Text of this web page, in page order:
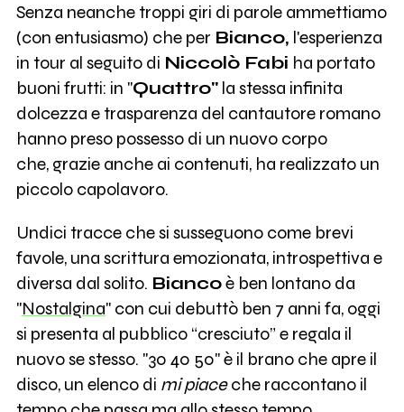
Senza neanche troppi giri di parole ammettiamo
(con entusiasmo) che per Bianco, l'esperienza
in tour al seguito di Niccolò Fabi ha portato
buoni frutti: in "Quattro"la stessa infinita
dolcezza e trasparenza del cantautore romano
hanno preso possesso di un nuovo corpo
che, grazie anche ai contenuti, ha realizzato un
piccolo capolavoro.
Undici tracce che si susseguono come brevi
favole, una scrittura emozionata, introspettiva e
diversa dal solito. Biancoè ben lontano da
"Nostalgina" con cui debuttò ben 7 anni fa, oggi
si presenta al pubblico “cresciuto” e regala il
nuovo se stesso. "30 40 50" è il brano che apre il
disco, un elenco di mi piaceche raccontano il